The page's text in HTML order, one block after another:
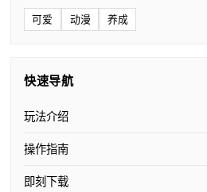
可爱 动漫 养成
快速导航
玩法介绍
操作指南
即刻下载